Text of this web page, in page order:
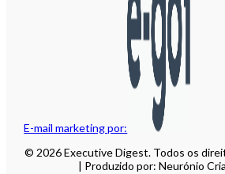
E-mail marketing por:
© 2026 Executive Digest. Todos os
| Produzido por: Neurónio